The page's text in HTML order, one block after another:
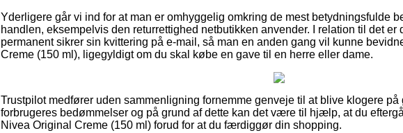
Yderligere går vi ind for at man er omhyggelig omkring de mest betydningsfulde
handlen, eksempelvis den returrettighed netbutikken anvender. I relation til det er
permanent sikrer sin kvittering på e-mail, så man en anden gang vil kunne
Creme (150 ml), ligegyldigt om du skal købe en gave til en herre eller dame.
Trustpilot medfører uden sammenligning fornemme genveje til at blive klogere
forbrugeres bedømmelser og på grund af dette kan det være til hjælp, at du
Nivea Original Creme (150 ml) forud for at du færdiggør din shopping.